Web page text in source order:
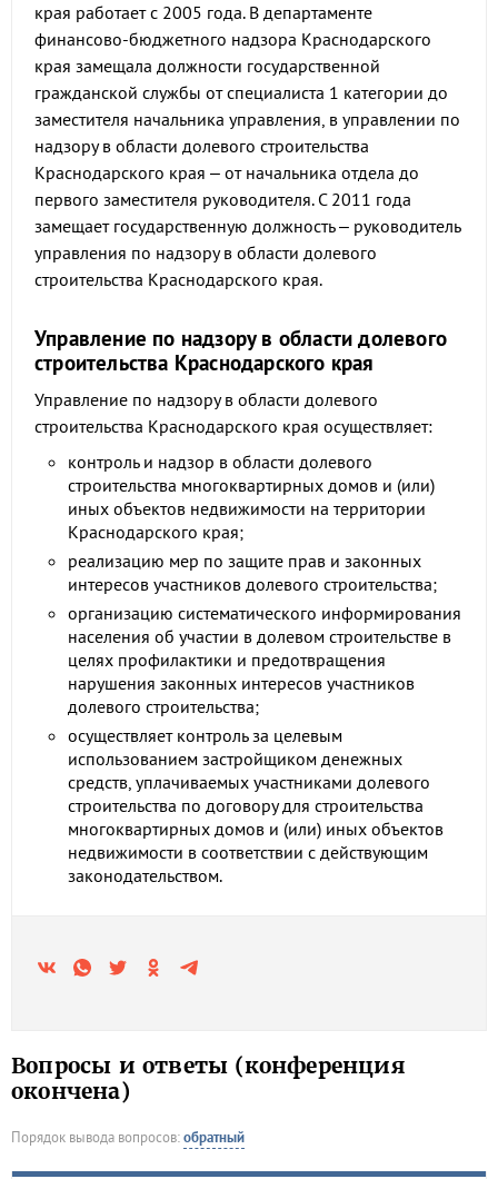
края работает с 2005 года. В департаменте
финансово-бюджетного надзора Краснодарского
края замещала должности государственной
гражданской службы от специалиста 1 категории до
заместителя начальника управления, в управлении по
надзору в области долевого строительства
Краснодарского края – от начальника отдела до
первого заместителя руководителя. С 2011 года
замещает государственную должность – руководитель
управления по надзору в области долевого
строительства Краснодарского края.
Управление по надзору в области долевого
строительства Краснодарского края
Управление по надзору в области долевого
строительства Краснодарского края осуществляет:
контроль и надзор в области долевого
строительства многоквартирных домов и (или)
иных объектов недвижимости на территории
Краснодарского края;
реализацию мер по защите прав и законных
интересов участников долевого строительства;
организацию систематического информирования
населения об участии в долевом строительстве в
целях профилактики и предотвращения
нарушения законных интересов участников
долевого строительства;
осуществляет контроль за целевым
использованием застройщиком денежных
средств, уплачиваемых участниками долевого
строительства по договору для строительства
многоквартирных домов и (или) иных объектов
недвижимости в соответствии с действующим
законодательством.
Вопросы и ответы (конференция
окончена)
Порядок вывода вопросов:обратный